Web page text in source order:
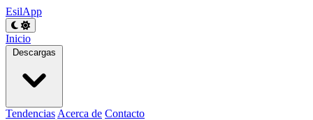
EsilApp
Inicio
Descargas
Tendencias Acerca de Contacto